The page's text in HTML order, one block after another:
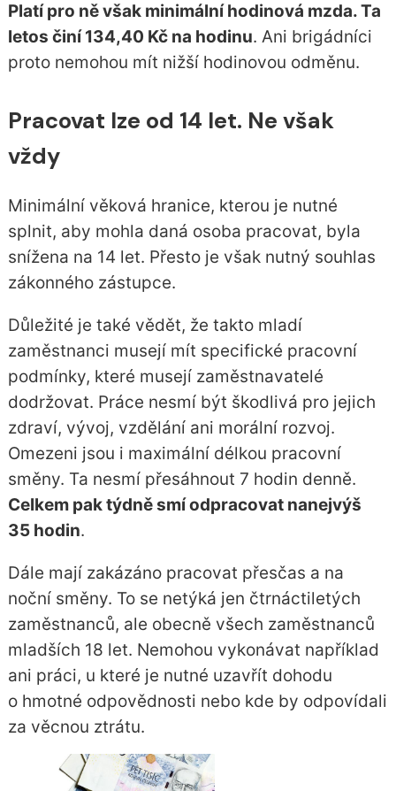
Platí pro ně však minimální hodinová mzda. Ta
letos činí 134,40 Kč na hodinu. Ani brigádníci
proto nemohou mít nižší hodinovou odměnu.
Pracovat lze od 14 let. Ne však
vždy
Minimální věková hranice, kterou je nutné
splnit, aby mohla daná osoba pracovat, byla
snížena na 14 let. Přesto je však nutný souhlas
zákonného zástupce.
Důležité je také vědět, že takto mladí
zaměstnanci musejí mít specifické pracovní
podmínky, které musejí zaměstnavatelé
dodržovat. Práce nesmí být škodlivá pro jejich
zdraví, vývoj, vzdělání ani morální rozvoj.
Omezeni jsou i maximální délkou pracovní
směny. Ta nesmí přesáhnout 7 hodin denně.
Celkem pak týdně smí odpracovat nanejvýš
35 hodin.
Dále mají zakázáno pracovat přesčas a na
noční směny. To se netýká jen čtrnáctiletých
zaměstnanců, ale obecně všech zaměstnanců
mladších 18 let. Nemohou vykonávat například
ani práci, u které je nutné uzavřít dohodu
o hmotné odpovědnosti nebo kde by odpovídali
za věcnou ztrátu.